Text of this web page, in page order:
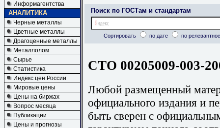
Информагентства
АНАЛИТИКА
Черные металлы
Цветные металлы
Драгоценные металлы
Металлолом
Сырье
Статистика
Индекс цен России
Мировые цены
Цены на биржах
Вопрос месяца
Публикации
Цены и прогнозы
Поиск по ГОСТам и стандартам
Сортировать по дате по
СТО 00205009-003-
Любой размещенный
официального издания и
быть сверен с